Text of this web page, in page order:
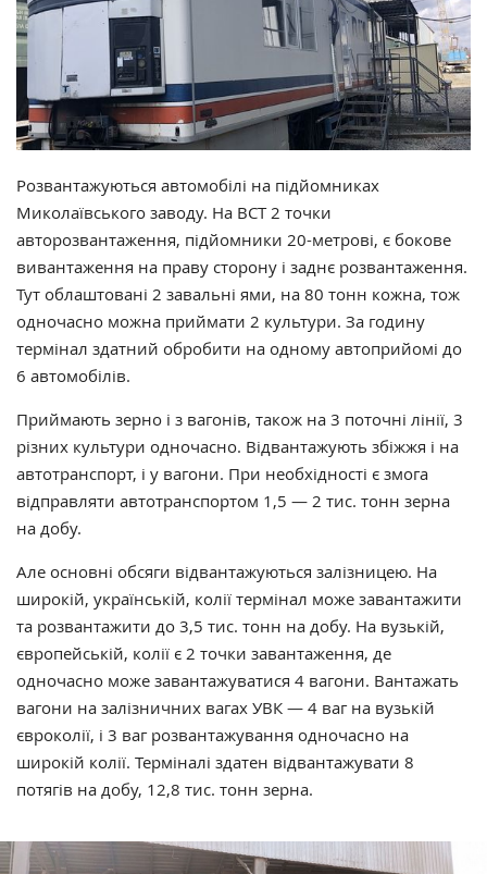
Розвантажуються автомобілі на підйомниках
Миколаївського заводу. На ВСТ 2 точки
авторозвантаження, підйомники 20-метрові, є бокове
вивантаження на праву сторону і заднє розвантаження.
Тут облаштовані 2 завальні ями, на 80 тонн кожна, тож
одночасно можна приймати 2 культури. За годину
термінал здатний обробити на одному автоприйомі до
6 автомобілів.
Приймають зерно і з вагонів, також на 3 поточні лінії, 3
різних культури одночасно. Відвантажують збіжжя і на
автотранспорт, і у вагони. При необхідності є змога
відправляти автотранспортом 1,5 — 2 тис. тонн зерна
на добу.
Але основні обсяги відвантажуються залізницею. На
широкій, українській, колії термінал може завантажити
та розвантажити до 3,5 тис. тонн на добу. На вузькій,
європейській, колії є 2 точки завантаження, де
одночасно може завантажуватися 4 вагони. Вантажать
вагони на залізничних вагах УВК — 4 ваг на вузькій
євроколії, і 3 ваг розвантажування одночасно на
широкій колії. Терміналі здатен відвантажувати 8
потягів на добу, 12,8 тис. тонн зерна.